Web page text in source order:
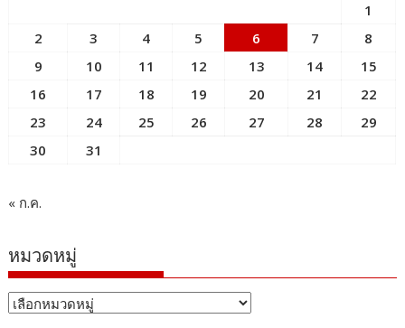
1
2
3 4 5 6 7
8
9
10 11 12 13 14
15
16
17 18 19 20 21
22
23
24 25 26 27 28
29
30
31
« ก.ค.
หมวดหมู่
หมวด